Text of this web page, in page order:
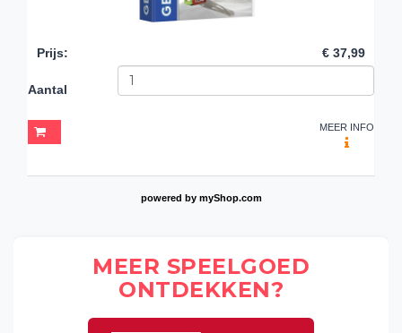
Prijs: € 37,99
Aantal
MEER INFO
powered by myShop.com
MEER SPEELGOED
ONTDEKKEN?